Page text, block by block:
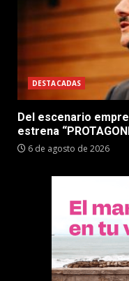
DESTACADAS
Del escenario
estrena
6 de agosto de 2026